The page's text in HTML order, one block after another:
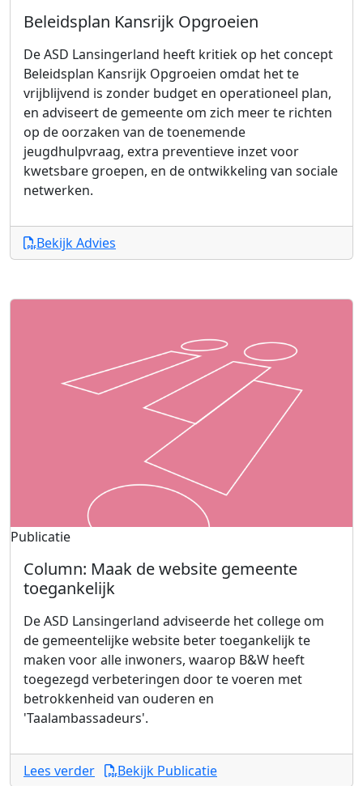
Beleidsplan Kansrijk Opgroeien
De ASD Lansingerland heeft kritiek op het concept
Beleidsplan Kansrijk Opgroeien omdat het te
vrijblijvend is zonder budget en operationeel plan,
en adviseert de gemeente om zich meer te richten
op de oorzaken van de toenemende
jeugdhulpvraag, extra preventieve inzet voor
kwetsbare groepen, en de ontwikkeling van sociale
netwerken.
Bekijk Advies
Publicatie
Column: Maak de website gemeente
toegankelijk
De ASD Lansingerland adviseerde het college om
de gemeentelijke website beter toegankelijk te
maken voor alle inwoners, waarop B&W heeft
toegezegd verbeteringen door te voeren met
betrokkenheid van ouderen en
'Taalambassadeurs'.
Lees verder Bekijk Publicatie